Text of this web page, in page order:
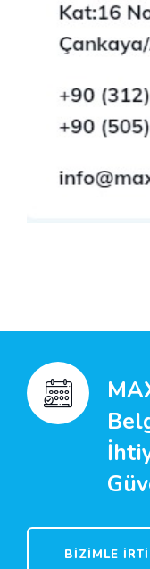
BIZIMLE